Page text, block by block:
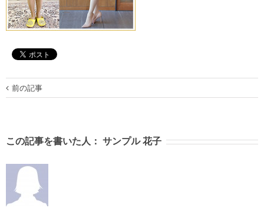
前の記事
この記事を書いた人： サンプル 花子